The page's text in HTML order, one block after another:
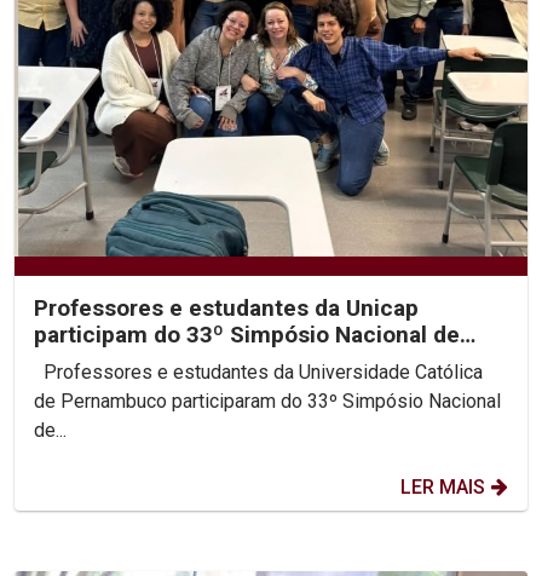
Professores e estudantes da Unicap
participam do 33º Simpósio Nacional de
História da ANPUH
de Pernambuco participaram do 33º Simpósio Nacional
de...
LER MAIS